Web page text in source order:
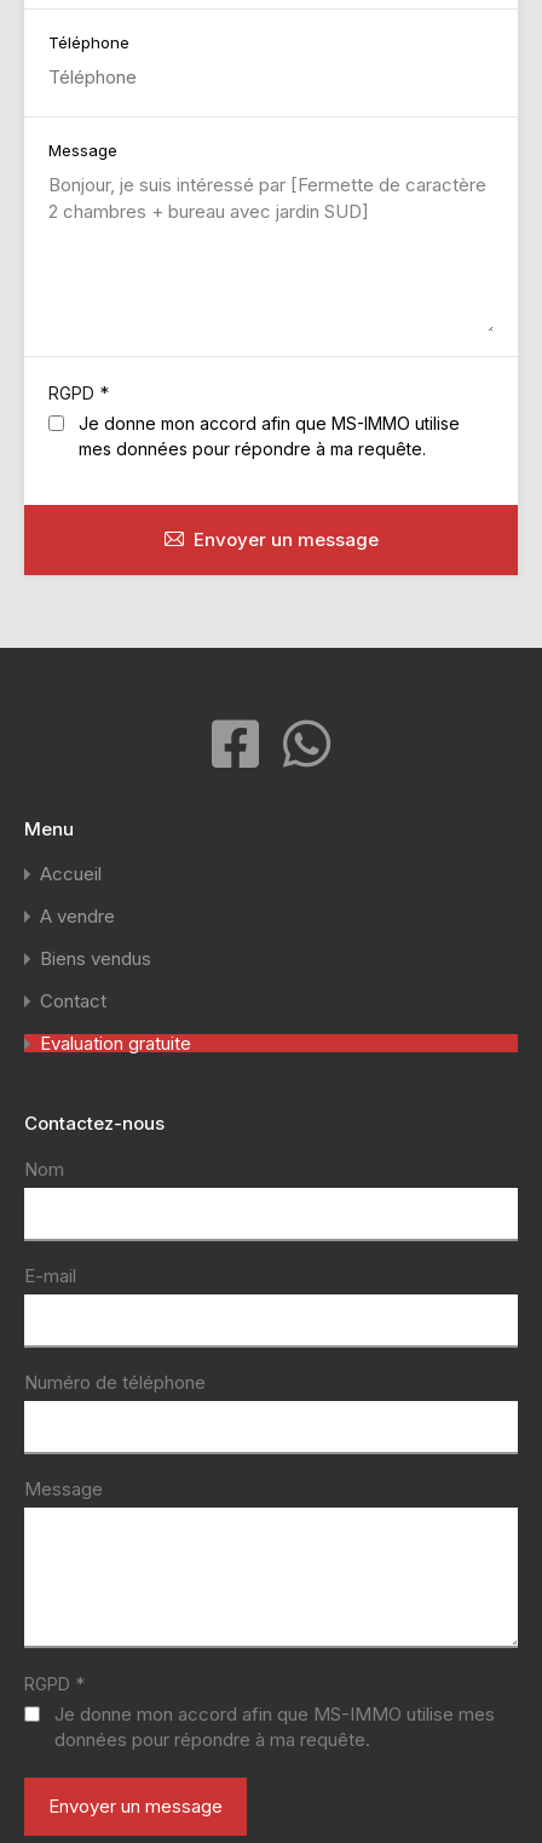
Téléphone
Message
RGPD *
Je donne mon accord afin que MS-IMMO utilise
mes données pour répondre à ma requête.
Envoyer un message
Menu
Accueil
A vendre
Biens vendus
Contact
Evaluation gratuite
Contactez-nous
Nom
E-mail
Numéro de téléphone
Message
RGPD *
Je donne mon accord afin que MS-IMMO utilise mes
données pour répondre à ma requête.